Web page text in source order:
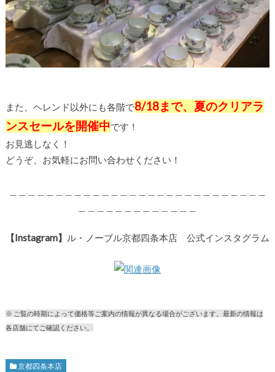
また、ヘレンド以外にも各階で8/18まで、夏のクリアラ
ンスセールを開催中です！
お見逃しなく！
どうぞ、お気軽にお問い合わせください！
【Instagram】 ル・ノーブル京都四条本店 公式インスタグラム
※ ご覧の時期によって価格等ご案内の情報が異なる場合がございます。最新の情報は
各店舗にてご確認ください。
京都四条本店